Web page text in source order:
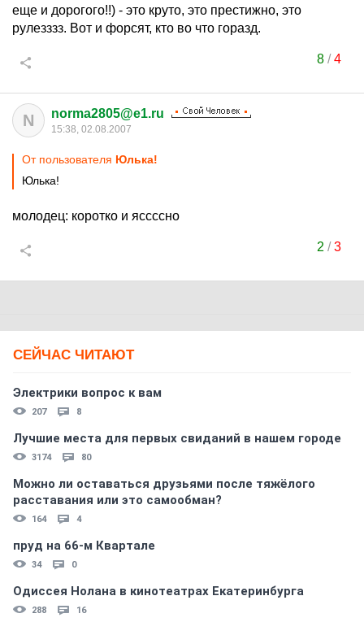
еще и дорогого!!) - это круто, это престижно, это
рулезззз. Вот и форсят, кто во что горазд.
8/4
N norma2805@e1.ru
15:38, 02.08.2007
От пользователя Юлька!
Юлька!
молодец: коротко и яссссно
2 /3
СЕЙЧАС ЧИТАЮТ
Электрики вопрос к вам
207 8
Лучшие места для первых свиданий в нашем городе
3174 80
Можно ли оставаться друзьями после тяжёлого
расставания или это самообман?
164 4
пруд на 66-м Квартале
34 0
Одиссея Нолана в кинотеатрах Екатеринбурга
288 16